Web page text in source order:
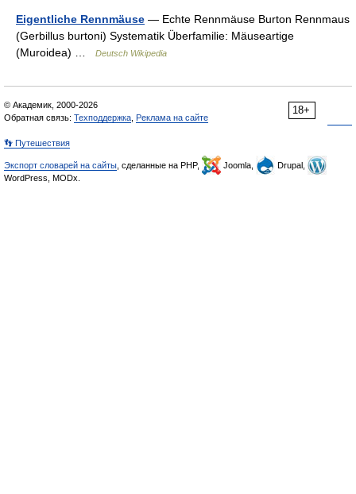
Eigentliche Rennmäuse — Echte Rennmäuse Burton Rennmaus
(Gerbillus burtoni) Systematik Überfamilie: Mäuseartige
(Muroidea) …
Deutsch Wikipedia
18+
© Академик, 2000-2026
Обратная связь: Техподдержка Реклама на сайте
👣 Путешествия
Экспорт словарей на сайты , сделанные на PHP, Joomla,
Drupal,
WordPress, MODx.